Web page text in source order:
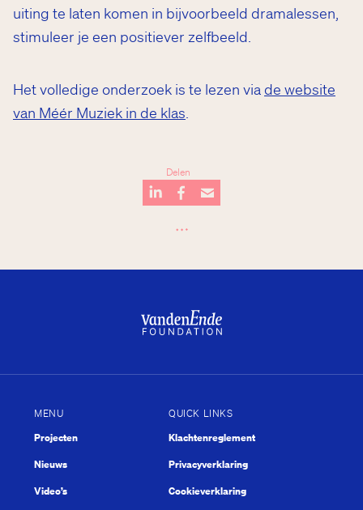
uiting te laten komen in bijvoorbeeld dramalessen,
stimuleer je een positiever zelfbeeld.
Het volledige onderzoek is te lezen via de website
van Méér Muziek in de klas
Delen
…
MENU
Projecten
Nieuws
Video’s
QUICK LINKS
Klachtenreglement
Privacyverklaring
Cookieverklaring